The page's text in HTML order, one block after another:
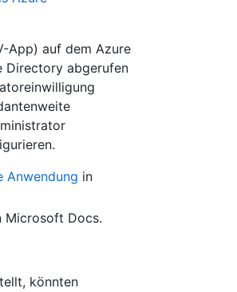
App) auf dem Azure
Directory abgerufen
Anwendung in
Microsoft Docs.
könnten